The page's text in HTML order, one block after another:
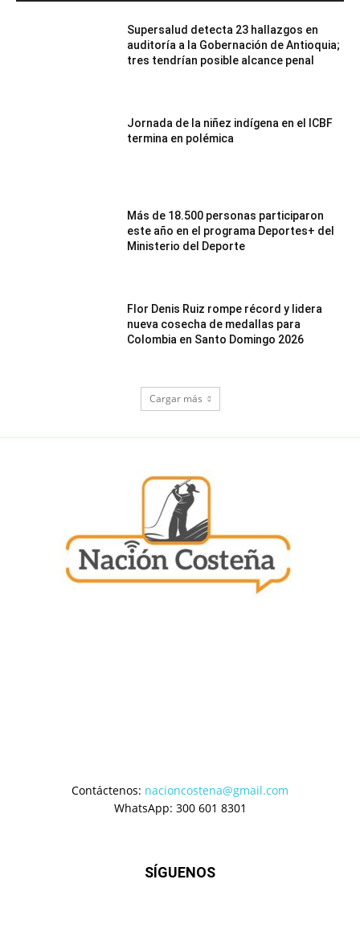
Supersalud detecta 23 hallazgos en
auditoría a la Gobernación de Antioquia;
tres tendrían posible alcance penal
Jornada de la niñez indígena en el ICBF
termina en polémica
Más de 18.500 personas participaron
este año en el programa Deportes+ del
Ministerio del Deporte
Flor Denis Ruiz rompe récord y lidera
nueva cosecha de medallas para
Colombia en Santo Domingo 2026
Cargar más
Contáctenos: nacioncostena@gmail.com
WhatsApp: 300 601 8301
SÍGUENOS